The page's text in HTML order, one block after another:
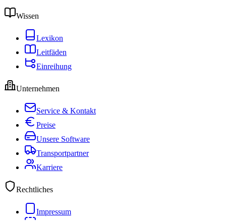
Wissen
Lexikon
Leitfäden
Einreihung
Unternehmen
Service & Kontakt
Preise
Unsere Software
Transportpartner
Karriere
Rechtliches
Impressum